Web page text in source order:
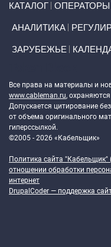
КАТАЛОГ ОПЕРАТОРЫ
АНАЛИТИКА
ЗАРУБЕЖЬЕ
Все права на материалы и
www.cableman.ru,
Допускается цитирование
от объема оригинального
гиперссылкой.
©2005 - 2026 «Кабельщик»
Политика сайта "Кабельщик"
отношении обработки
интернет
DrupalCoder — поддержка